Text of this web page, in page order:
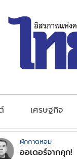
เศรษฐกิจ
ผักกาดหอม
ออเดอร์จากคุก!